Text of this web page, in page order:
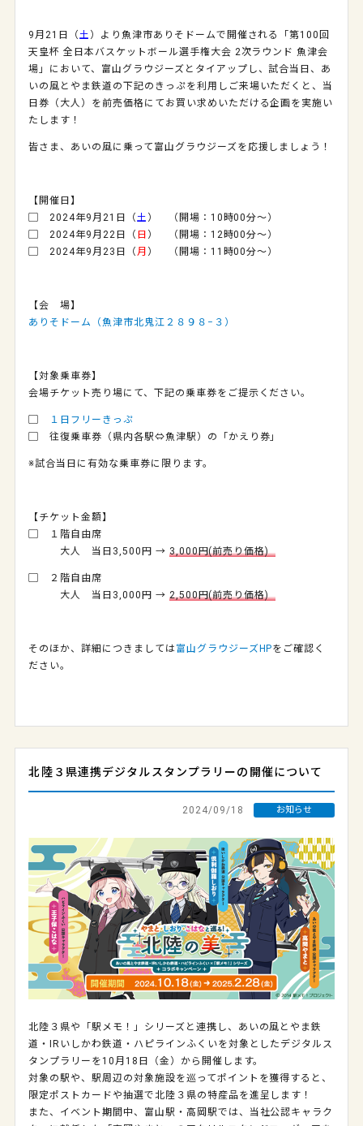
9月21日（土 ）より魚津市ありそドームで開催される「第100回
天皇杯 全日本バスケットボール選手権大会 2次ラウンド 魚津会
場」において、富山グラウジーズとタイアップし、試合当日、あ
いの風とやま鉄道の下記のきっぷを利用しご来場いただくと、当
日券（大人）を前売価格にてお買い求めいただける企画を実施い
たします！
皆さま、あいの風に乗って富山グラウジーズを応援しましょう！
【開催日】
▢ 2024年9月21日（土 ） （開場：10時00分～）
▢ 2024年9月22日（ 日 ） （開場：12時00分～）
▢ 2024年9月23日（ 月 ） （開場：11時00分～）
【会 場】
ありそドーム（魚津市北鬼江２８９８−３）
【対象乗車券】
会場チケット売り場にて、下記の乗車券をご提示ください。
１日フリーきっぷ
▢ 往復乗車券（県内各駅⇔魚津駅）の「かえり券」
※試合当日に有効な乗車券に限ります。
【チケット金額】
▢ １階自由席
大人 当日3,500円 → 3,000円(前売り価格)
▢ ２階自由席
大人 当日3,000円 → 2,500円(前売り価格)
そのほか、詳細につきましては富山グラウジーズHPをご確認く
ださい。
北陸３県連携デジタルスタンプラリーの開催について
2024/09/18 お知らせ
北陸３県や「駅メモ！」シリーズと連携し、あいの風とやま鉄
道・IRいしかわ鉄道・ハピラインふくいを対象としたデジタルス
タンプラリーを10月18日（金）から開催します。
対象の駅や、駅周辺の対象施設を巡ってポイントを獲得すると、
限定ポストカードや抽選で北陸３県の特産品を進呈します！
また、イベント期間中、富山駅・高岡駅では、当社公認キャラク